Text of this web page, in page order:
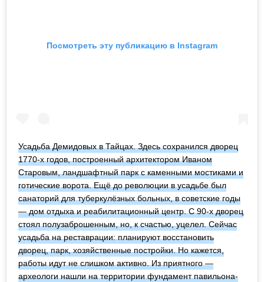
Посмотреть эту публикацию в Instagram
Усадьба Демидовых в Тайцах. Здесь сохранился дворец
1770-х годов, построенный архитектором Иваном
Старовым, ландшафтный парк с каменными мостиками и
готические ворота. Ещё до революции в усадьбе был
санаторий для туберкулёзных больных, в советские годы
— дом отдыха и реабилитационный центр. С 90-х дворец
стоял полузаброшенным, но, к счастью, уцелел. Сейчас
усадьба на реставрации: планируют восстановить
дворец, парк, хозяйственные постройки. Но кажется,
работы идут не слишком активно. Из приятного —
археологи нашли на территории фундамент павильона-